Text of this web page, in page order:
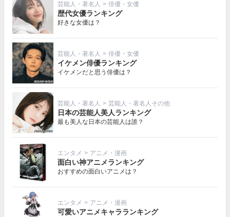
芸能人・著名人 > 俳優・女優
歴代女優ランキング
好きな女優は？
芸能人・著名人 > 俳優・女優
イケメン俳優ランキング
イケメンだと思う俳優は？
芸能人・著名人 > 芸能人・著名人その他
日本の芸能人美人ランキング
最も美人な日本の芸能人は誰？
エンタメ > アニメ・漫画
面白い神アニメランキング
おすすめの面白いアニメは？
エンタメ > アニメ・漫画
可愛いアニメキャラランキング